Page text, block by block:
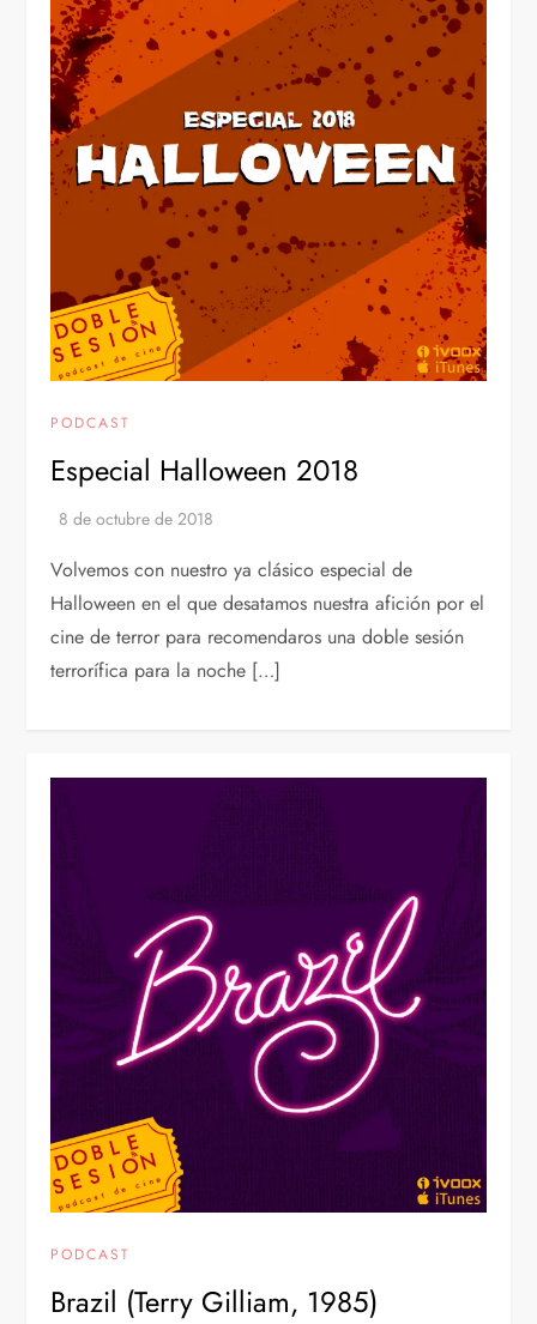
PODCAST
Especial Halloween 2018
Volvemos con nuestro ya clásico especial de
Halloween en el que desatamos nuestra afición por el
cine de terror para recomendaros una doble sesión
terrorífica para la noche […]
PODCAST
Brazil (Terry Gilliam, 1985)